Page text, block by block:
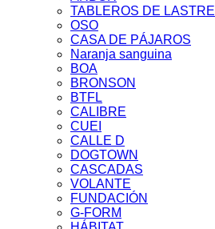
TABLEROS DE LASTRE
OSO
CASA DE PÁJAROS
Naranja sanguina
BOA
BRONSON
BTFL
CALIBRE
CUEI
CALLE D
DOGTOWN
CASCADAS
VOLANTE
FUNDACIÓN
G-FORM